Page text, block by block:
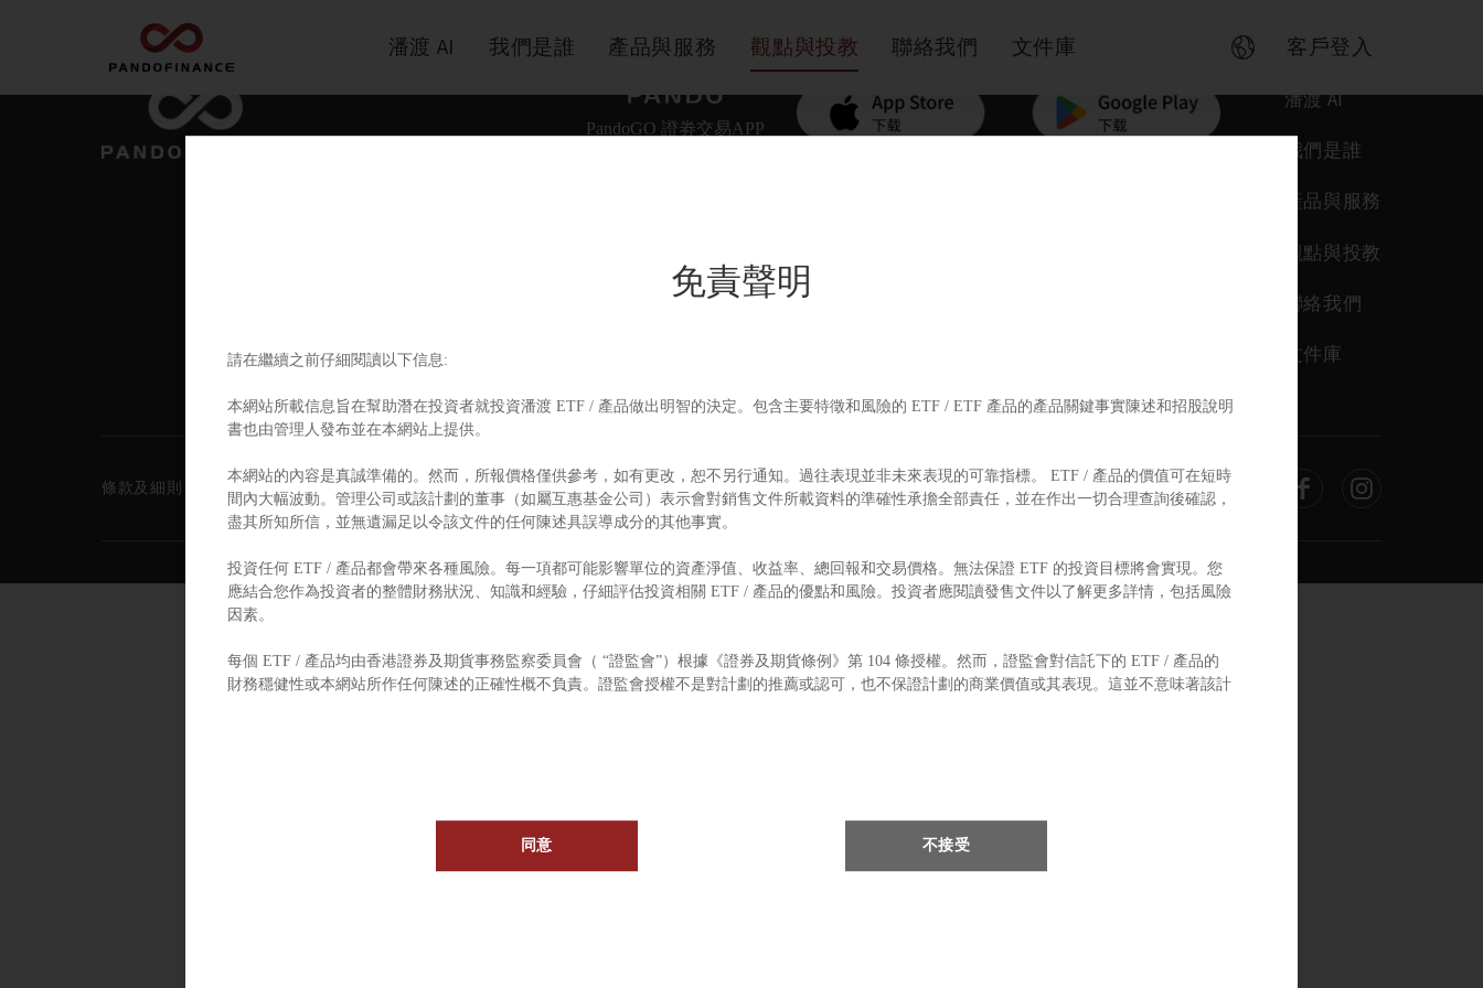
潘渡 AI 我們是誰 產品與服務 觀點與投教 聯絡我們 文件庫 客戶登入
免責聲明
請在繼續之前仔細閱讀以下信息:
本網站所載信息旨在幫助潛在投資者就投資潘渡 ETF / 產品做出明智的決定。包含主要特徵和風險的 ETF / ETF 產品的產品關鍵事實陳述和招股說明
書也由管理人發布並在本網站上提供。
本網站的內容是真誠準備的。然而，所報價格僅供參考，如有更改，恕不另行通知。過往表現並非未來表現的可靠指標。 ETF / 產品的價值可在短時
間內大幅波動。管理公司或該計劃的董事（如屬互惠基金公司）表示會對銷售文件所載資料的準確性承擔全部責任，並在作出一切合理查詢後確認，
盡其所知所信，並無遺漏足以令該文件的任何陳述具誤導成分的其他事實。
投資任何 ETF / 產品都會帶來各種風險。每一項都可能影響單位的資產淨值、收益率、總回報和交易價格。無法保證 ETF 的投資目標將會實現。您
應結合您作為投資者的整體財務狀況、知識和經驗，仔細評估投資相關 ETF / 產品的優點和風險。投資者應閱讀發售文件以了解更多詳情，包括風險
因素。
每個 ETF / 產品均由香港證券及期貨事務監察委員會（ “證監會”）根據《證券及期貨條例》第 104 條授權。然而，證監會對信託下的 ETF / 產品的
財務穩健性或本網站所作任何陳述的正確性概不負責。證監會授權不是對計劃的推薦或認可，也不保證計劃的商業價值或其表現。這並不意味著該計
如有任何問題或投訴，請按“聯繫我們”中列出的地址與我們聯繫，或在正常辦公時間致電 +852-38913288 。
同意 不接受
PandoGO 證劵交易APP
潘渡 AI
我們是誰
產品與服務
觀點與投教
聯絡我們
文件庫
條款及細則 私隱政策 免責聲明 版權所有 © Pando Finance Limited | 保留所有權利